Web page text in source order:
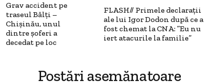
Grav accident pe
traseul Bălți –
Chișinău, unul
dintre șoferi a
decedat pe loc
FLASH// Primele declarații
ale lui Igor Dodon după ce a
fost chemat la CNA: ”Eu nu
iert atacurile la familie”
Postări asemănatoare